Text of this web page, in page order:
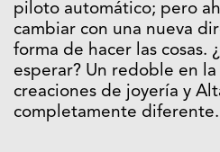
piloto automático; pero
cambiar con una nueva
forma de hacer las cosas.
esperar? Un redoble en
creaciones de joyería y
completamente diferente.